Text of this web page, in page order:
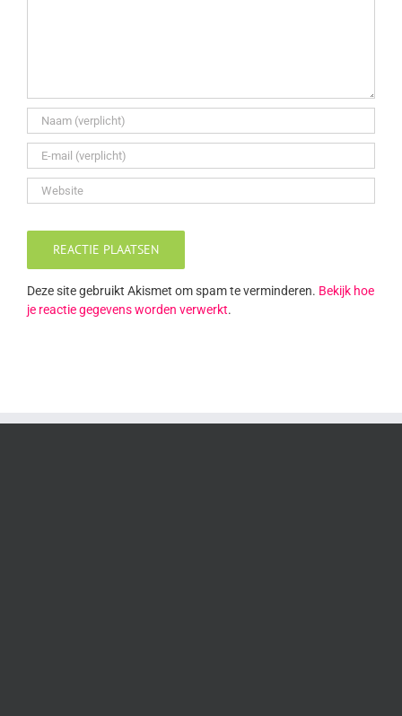
Deze site gebruikt Akismet om spam te verminderen. Bekijk hoe
je reactie gegevens worden verwerkt.